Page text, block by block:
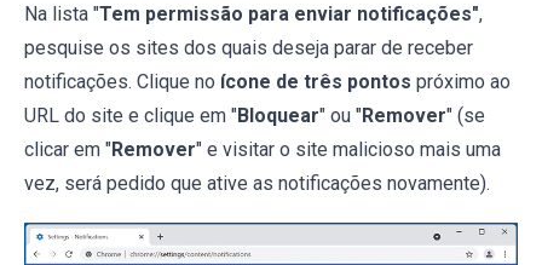
Na lista "Tem permissão para enviar notificações",
pesquise os sites dos quais deseja parar de receber
notificações. Clique no ícone de três pontos próximo ao
URL do site e clique em "Bloquear" ou "Remover" (se
clicar em "Remover" e visitar o site malicioso mais uma
vez, será pedido que ative as notificações novamente).